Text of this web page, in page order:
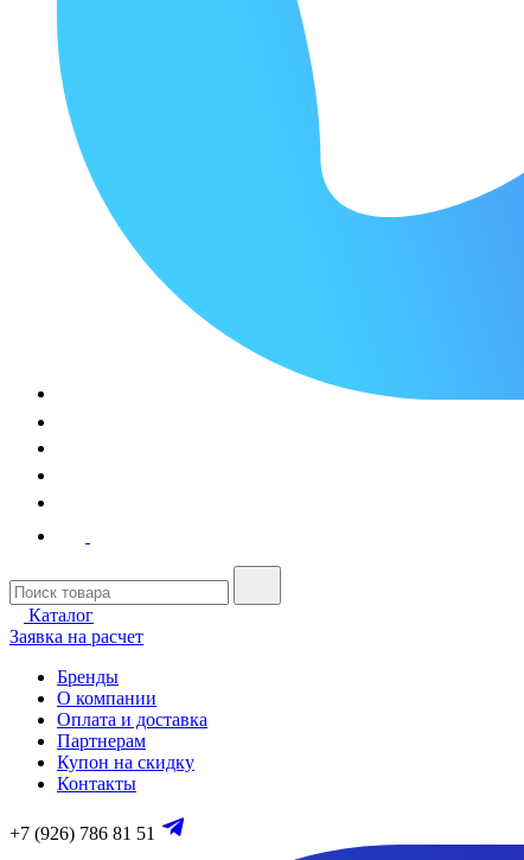
Каталог
Заявка на расчет
Бренды
О компании
Оплата и доставка
Партнерам
Купон на скидку
Контакты
+7 (926) 786 81 51